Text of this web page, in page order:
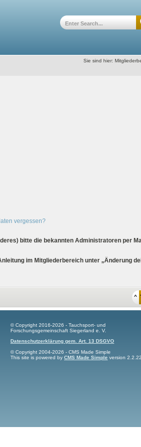
Sie sind hier:
vergessen?
bitte die bekannten Administratoren per
im Mitgliederbereich unter „Änderung
^
© Copyright 2016-2026 - Tauchsport- und
Forschungsgemeinschaft Siegerland e. V.
Datenschutzerklärung gem. Art. 13 DSGVO
© Copyright 2004-2026 - CMS Made Simple
This site is powered by CMS Made Simple version 2.2.22